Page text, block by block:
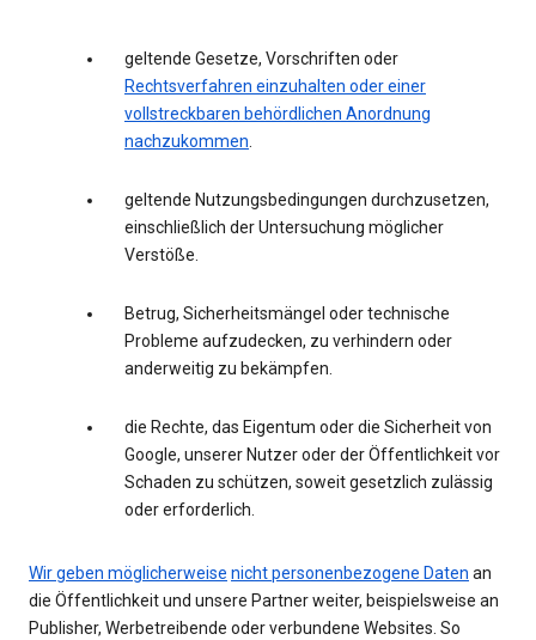
geltende Gesetze, Vorschriften oder
Rechtsverfahren einzuhalten oder einer
vollstreckbaren behördlichen Anordnung
nachzukommen.
geltende Nutzungsbedingungen durchzusetzen,
einschließlich der Untersuchung möglicher
Verstöße.
Betrug, Sicherheitsmängel oder technische
Probleme aufzudecken, zu verhindern oder
anderweitig zu bekämpfen.
die Rechte, das Eigentum oder die Sicherheit von
Google, unserer Nutzer oder der Öffentlichkeit vor
Schaden zu schützen, soweit gesetzlich zulässig
oder erforderlich.
Wir geben möglicherweise nicht personenbezogene Daten an
die Öffentlichkeit und unsere Partner weiter, beispielsweise an
Publisher, Werbetreibende oder verbundene Websites. So